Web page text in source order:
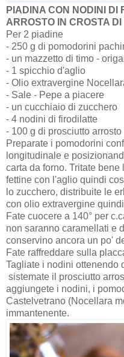
PIADINA CON NODINI DI
ARROSTO IN CROSTA
Per 2 piadine
- 250 g di pomodorini
- un mazzetto di timo -
- 1 spicchio d'aglio
- Olio extravergine
- Sale - Pepe a piacere
- un cucchiaio di zucchero
- 4 nodini di firodilatte
- 100 g di prosciutto
Preparate i pomodorini
longitudinale e
carta da forno. Tritate
fettine con l'aglio quindi
lo zucchero, distribuite le
con olio extravergine
Fate cuocere a 140° per
non saranno caramellati e
conservino ancora un po'
Fate raffreddare sulla
Tagliate i nodini ottenendo
sistemate il prosciutto
aggiungete i nodini, i
Castelvetrano (Nocellara
immantenente.